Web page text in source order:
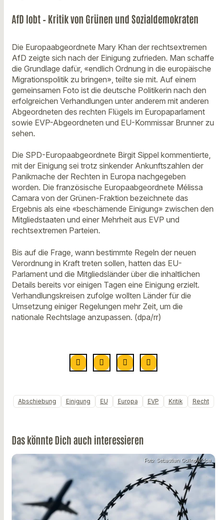
AfD lobt – Kritik von Grünen und Sozialdemokraten
Die Europaabgeordnete Mary Khan der rechtsextremen
AfD zeigte sich nach der Einigung zufrieden. Man schaffe
die Grundlage dafür, «endlich Ordnung in die europäische
Migrationspolitik zu bringen», teilte sie mit. Auf einem
gemeinsamen Foto ist die deutsche Politikerin nach den
erfolgreichen Verhandlungen unter anderem mit anderen
Abgeordneten des rechten Flügels im Europaparlament
sowie EVP-Abgeordneten und EU-Kommissar Brunner zu
sehen.
Die SPD-Europaabgeordnete Birgit Sippel kommentierte,
mit der Einigung sei trotz sinkender Ankunftszahlen der
Panikmache der Rechten in Europa nachgegeben
worden. Die französische Europaabgeordnete Mélissa
Camara von der Grünen-Fraktion bezeichnete das
Ergebnis als eine «beschämende Einigung» zwischen den
Mitgliedstaaten und einer Mehrheit aus EVP und
rechtsextremen Parteien.
Bis auf die Frage, wann bestimmte Regeln der neuen
Verordnung in Kraft treten sollen, hatten das EU-
Parlament und die Mitgliedsländer über die inhaltlichen
Details bereits vor einigen Tagen eine Einigung erzielt.
Verhandlungskreisen zufolge wollten Länder für die
Umsetzung einiger Regelungen mehr Zeit, um die
nationale Rechtslage anzupassen. (dpa/rr)
Abschiebung Einigung EU Europa EVP Kritik Recht
Das könnte Dich auch interessieren
Foto: Sebastian Gollnow/dpa